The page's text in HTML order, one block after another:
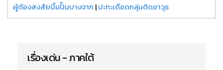
ผู้ต้องสงสัยบึ้มปั๊มบางจาก |ปะทะเดือดกลุ่มติดอาวุธ
เรื่องเด่น - ภาคใต้